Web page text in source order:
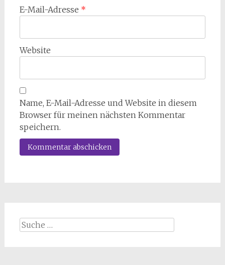
E-Mail-Adresse *
Website
Name, E-Mail-Adresse und Website in diesem
Browser für meinen nächsten Kommentar
speichern.
Suche
nach: